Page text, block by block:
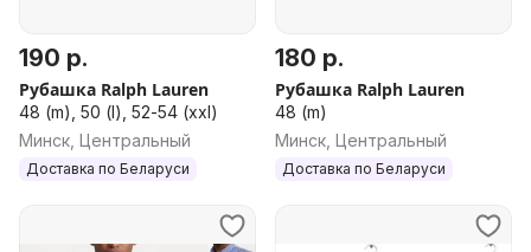
190 р.
Рубашка Ralph Lauren
48 (m), 50 (l), 52-54 (xxl)
Минск, Центральный
Доставка по Беларуси
180 р.
Рубашка Ralph Lauren
48 (m)
Минск, Центральный
Доставка по Беларуси